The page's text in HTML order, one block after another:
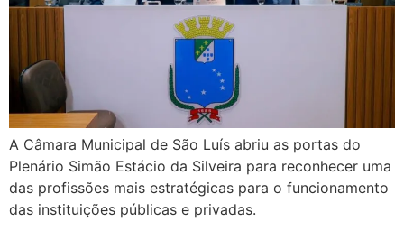
A Câmara Municipal de São Luís abriu as portas do
Plenário Simão Estácio da Silveira para reconhecer uma
das profissões mais estratégicas para o funcionamento
das instituições públicas e privadas.